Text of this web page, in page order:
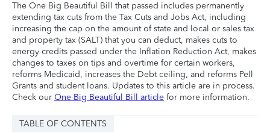
The One Big Beautiful Bill that passed includes permanently
extending tax cuts from the Tax Cuts and Jobs Act, including
increasing the cap on the amount of state and local or sales tax
and property tax (SALT) that you can deduct, makes cuts to
energy credits passed under the Inflation Reduction Act, makes
changes to taxes on tips and overtime for certain workers,
reforms Medicaid, increases the Debt ceiling, and reforms Pell
Grants and student loans. Updates to this article are in process.
Check our One Big Beautiful Bill article for more information.
TABLE OF CONTENTS